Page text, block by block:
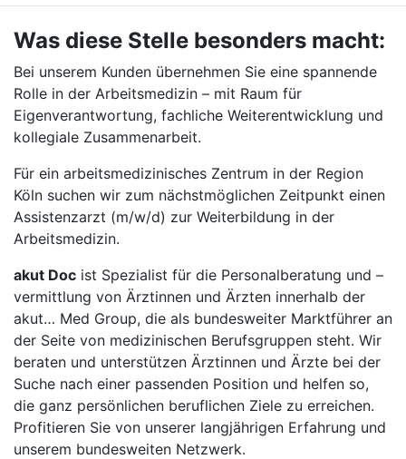
Was diese Stelle besonders macht:
Bei unserem Kunden übernehmen Sie eine spannende
Rolle in der Arbeitsmedizin – mit Raum für
Eigenverantwortung, fachliche Weiterentwicklung und
kollegiale Zusammenarbeit.
Für ein arbeitsmedizinisches Zentrum in der Region
Köln suchen wir zum nächstmöglichen Zeitpunkt einen
Assistenzarzt (m/w/d) zur Weiterbildung in der
Arbeitsmedizin.
akut Doc ist Spezialist für die Personalberatung und –
vermittlung von Ärztinnen und Ärzten innerhalb der
akut… Med Group, die als bundesweiter Marktführer an
der Seite von medizinischen Berufsgruppen steht. Wir
beraten und unterstützen Ärztinnen und Ärzte bei der
Suche nach einer passenden Position und helfen so,
die ganz persönlichen beruflichen Ziele zu erreichen.
Profitieren Sie von unserer langjährigen Erfahrung und
unserem bundesweiten Netzwerk.